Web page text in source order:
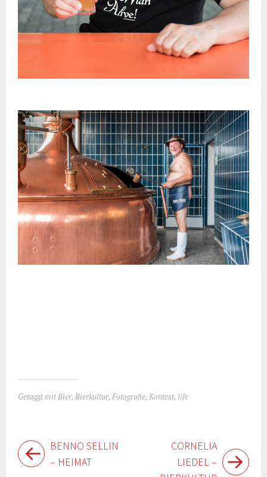
Getaggt mitBier, Bierkultur, Fotografie, Kontext, life
Beitragsnavigation
BENNO SELLIN
– HEIMAT
CORNELIA
LIEDEL –